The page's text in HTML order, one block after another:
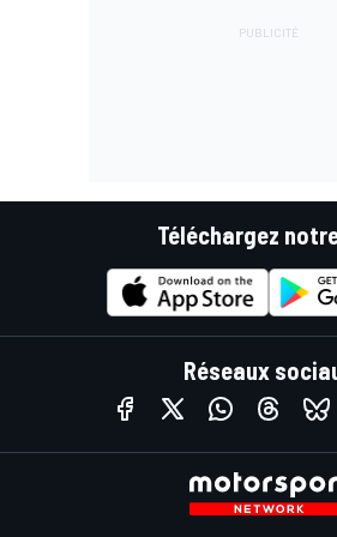
Téléchargez
Réseaux